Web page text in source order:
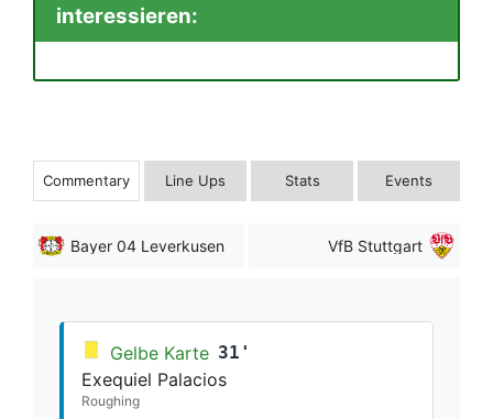
interessieren:
Commentary Line Ups Stats Events
Bayer 04 Leverkusen VfB Stuttgart
Gelbe Karte 31'
Exequiel Palacios
Roughing